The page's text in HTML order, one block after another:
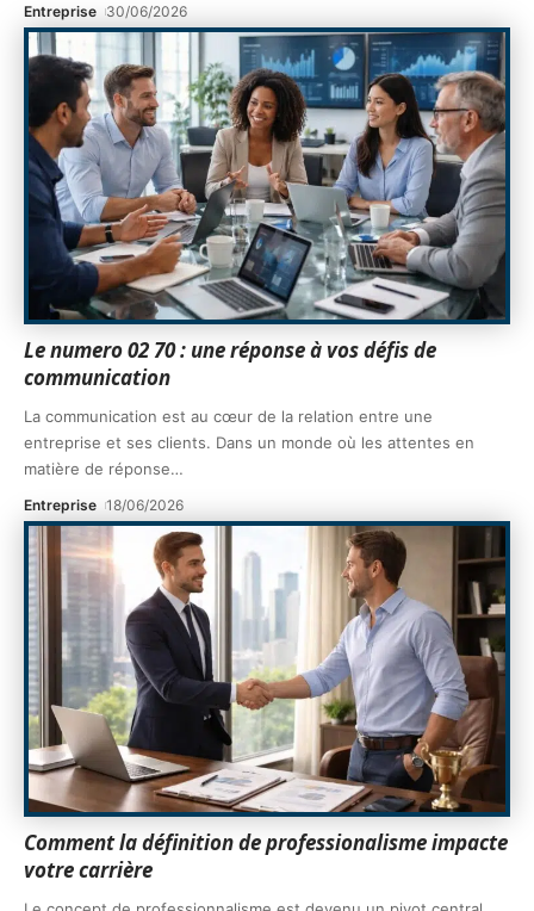
Entreprise 30/06/2026
Le numero 02 70 : une réponse à vos défis de
communication
La communication est au cœur de la relation entre une
entreprise et ses clients. Dans un monde où les attentes en
matière de réponse…
Entreprise 18/06/2026
Comment la définition de professionalisme impacte
votre carrière